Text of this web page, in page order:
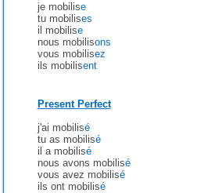
je mobilise
tu mobilises
il mobilise
nous mobilisons
vous mobilisez
ils mobilisent
Present Perfect
j'ai mobilisé
tu as mobilisé
il a mobilisé
nous avons mobilisé
vous avez mobilisé
ils ont mobilisé